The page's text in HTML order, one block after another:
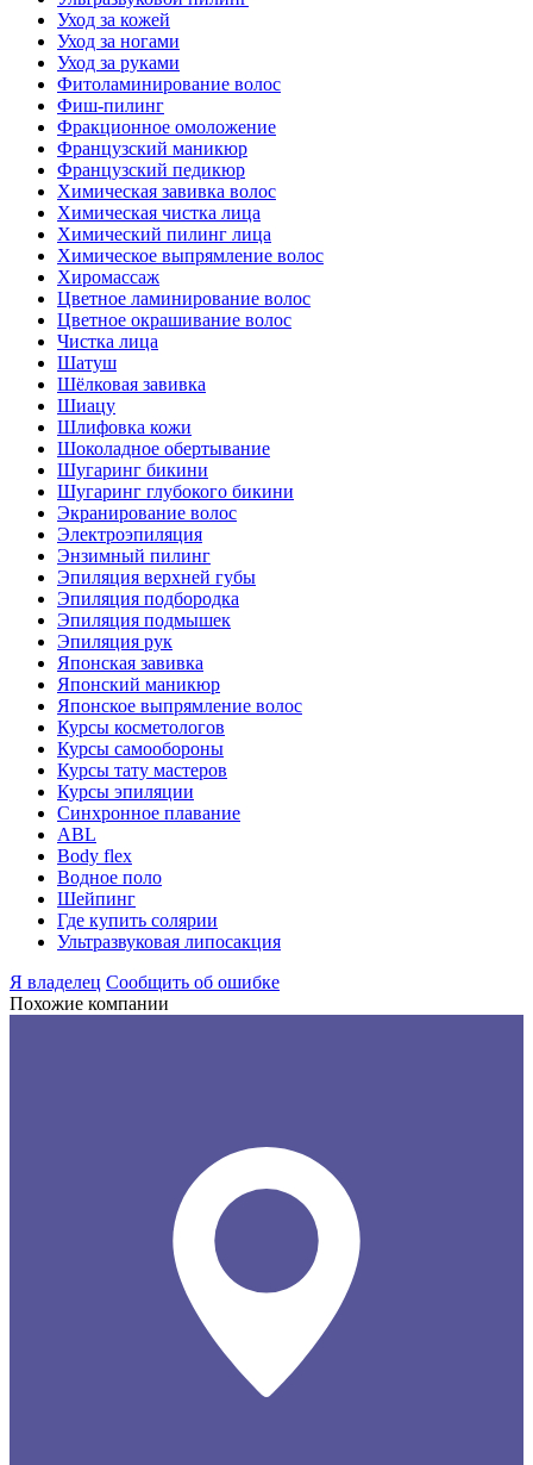
Уход за кожей
Уход за ногами
Уход за руками
Фитоламинирование волос
Фиш-пилинг
Фракционное омоложение
Французский маникюр
Французский педикюр
Химическая завивка волос
Химическая чистка лица
Химический пилинг лица
Химическое выпрямление волос
Хиромассаж
Цветное ламинирование волос
Цветное окрашивание волос
Чистка лица
Шатуш
Шёлковая завивка
Шиацу
Шлифовка кожи
Шоколадное обертывание
Шугаринг бикини
Шугаринг глубокого бикини
Экранирование волос
Электроэпиляция
Энзимный пилинг
Эпиляция верхней губы
Эпиляция подбородка
Эпиляция подмышек
Эпиляция рук
Японская завивка
Японский маникюр
Японское выпрямление волос
Курсы косметологов
Курсы самообороны
Курсы тату мастеров
Курсы эпиляции
Синхронное плавание
ABL
Body flex
Водное поло
Шейпинг
Где купить солярии
Ультразвуковая липосакция
Я владелец Сообщить об ошибке
Похожие компании